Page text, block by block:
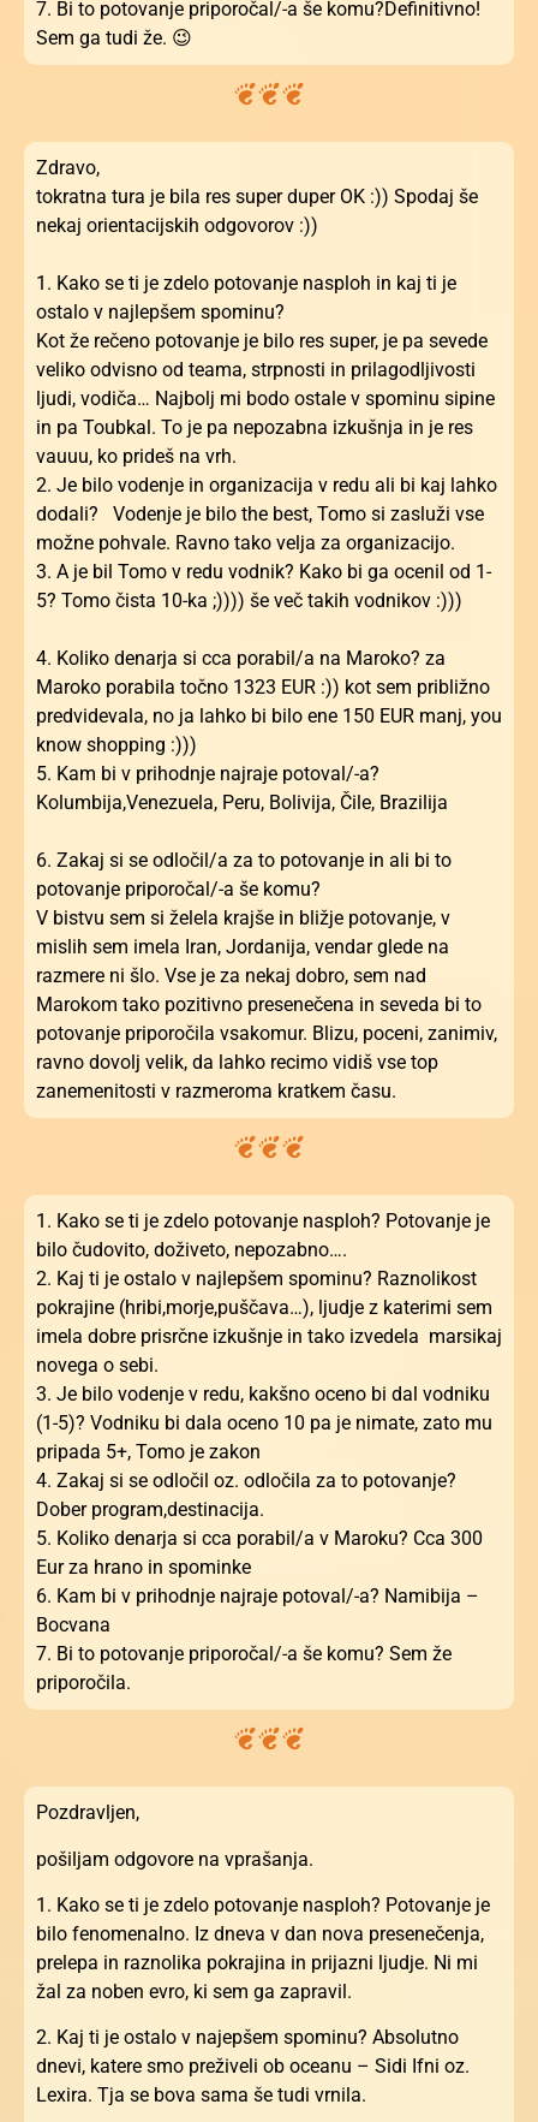
7. Bi to potovanje priporočal/-a še komu?Definitivno!
Sem ga tudi že. 😉
Zdravo,
tokratna tura je bila res super duper OK :)) Spodaj še
nekaj orientacijskih odgovorov :))
1. Kako se ti je zdelo potovanje nasploh in kaj ti je
ostalo v najlepšem spominu?
Kot že rečeno potovanje je bilo res super, je pa sevede
veliko odvisno od teama, strpnosti in prilagodljivosti
ljudi, vodiča… Najbolj mi bodo ostale v spominu sipine
in pa Toubkal. To je pa nepozabna izkušnja in je res
vauuu, ko prideš na vrh.
2. Je bilo vodenje in organizacija v redu ali bi kaj lahko
dodali? Vodenje je bilo the best, Tomo si zasluži vse
možne pohvale. Ravno tako velja za organizacijo.
3. A je bil Tomo v redu vodnik? Kako bi ga ocenil od 1-
5? Tomo čista 10-ka ;)))) še več takih vodnikov :)))
4. Koliko denarja si cca porabil/a na Maroko? za
Maroko porabila točno 1323 EUR :)) kot sem približno
predvidevala, no ja lahko bi bilo ene 150 EUR manj, you
know shopping :)))
5. Kam bi v prihodnje najraje potoval/-a?
Kolumbija,Venezuela, Peru, Bolivija, Čile, Brazilija
6. Zakaj si se odločil/a za to potovanje in ali bi to
potovanje priporočal/-a še komu?
V bistvu sem si želela krajše in bližje potovanje, v
mislih sem imela Iran, Jordanija, vendar glede na
razmere ni šlo. Vse je za nekaj dobro, sem nad
Marokom tako pozitivno presenečena in seveda bi to
potovanje priporočila vsakomur. Blizu, poceni, zanimiv,
ravno dovolj velik, da lahko recimo vidiš vse top
zanemenitosti v razmeroma kratkem času.
1. Kako se ti je zdelo potovanje nasploh? Potovanje je
bilo čudovito, doživeto, nepozabno….
2. Kaj ti je ostalo v najlepšem spominu? Raznolikost
pokrajine (hribi,morje,puščava…), ljudje z katerimi sem
imela dobre prisrčne izkušnje in tako izvedela marsikaj
novega o sebi.
3. Je bilo vodenje v redu, kakšno oceno bi dal vodniku
(1-5)? Vodniku bi dala oceno 10 pa je nimate, zato mu
pripada 5+, Tomo je zakon
4. Zakaj si se odločil oz. odločila za to potovanje?
Dober program,destinacija.
5. Koliko denarja si cca porabil/a v Maroku? Cca 300
Eur za hrano in spominke
6. Kam bi v prihodnje najraje potoval/-a? Namibija –
Bocvana
7. Bi to potovanje priporočal/-a še komu? Sem že
priporočila.
Pozdravljen,
pošiljam odgovore na vprašanja.
1. Kako se ti je zdelo potovanje nasploh? Potovanje je
bilo fenomenalno. Iz dneva v dan nova presenečenja,
prelepa in raznolika pokrajina in prijazni ljudje. Ni mi
žal za noben evro, ki sem ga zapravil.
2. Kaj ti je ostalo v najepšem spominu? Absolutno
dnevi, katere smo preživeli ob oceanu – Sidi Ifni oz.
Lexira. Tja se bova sama še tudi vrnila.